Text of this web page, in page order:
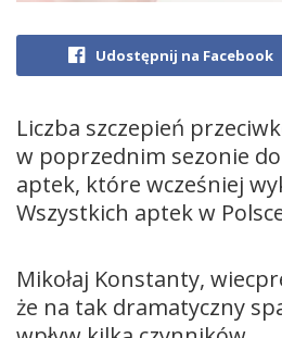
Udostępnij na Facebook
Liczba szczepień
w poprzednim sezonie
aptek, które wcześniej
Wszystkich aptek w
Mikołaj Konstanty,
że na tak dramatyczny